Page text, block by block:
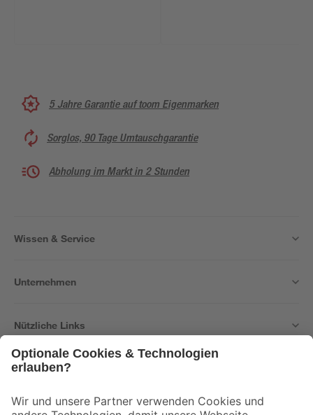
5 Jahre Garantie auf toom Eigenmarken
Sorglos, 90 Tage Umtauschgarantie
Abholung im Markt in 2 Stunden
Wissen & Service
Unternehmen
Nützliche Links
Der toom Newsletter: Keine Angebote und Aktionen mehr verpassen!